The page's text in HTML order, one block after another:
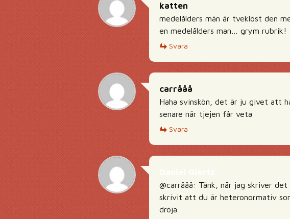
katten
medelålders män är tveklöst den
en medelålders man… grym rubrik!
Svara
carrååå
Haha svinskön, det är ju givet att
senare när tjejen får veta
Svara
@carrååå: Tänk, när jag skriver
skrivit att du är heteronormativ
dröja.